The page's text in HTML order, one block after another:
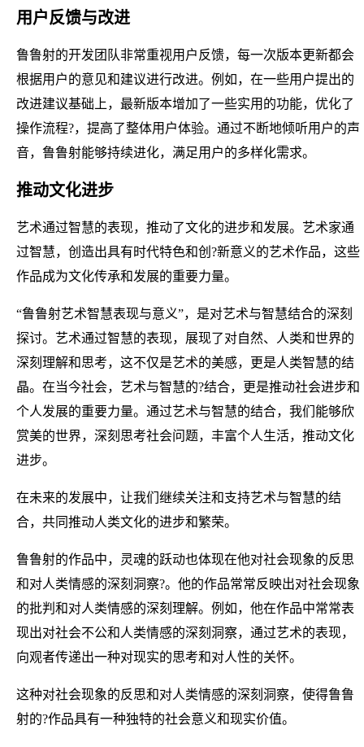
用户反馈与改进
鲁鲁射的开发团队非常重视用户反馈，每一次版本更新都会
根据用户的意见和建议进行改进。例如，在一些用户提出的
改进建议基础上，最新版本增加了一些实用的功能，优化了
操作流程?，提高了整体用户体验。通过不断地倾听用户的声
音，鲁鲁射能够持续进化，满足用户的多样化需求。
推动文化进步
艺术通过智慧的表现，推动了文化的进步和发展。艺术家通
过智慧，创造出具有时代特色和创?新意义的艺术作品，这些
作品成为文化传承和发展的重要力量。
“鲁鲁射艺术智慧表现与意义”，是对艺术与智慧结合的深刻
探讨。艺术通过智慧的表现，展现了对自然、人类和世界的
深刻理解和思考，这不仅是艺术的美感，更是人类智慧的结
晶。在当今社会，艺术与智慧的?结合，更是推动社会进步和
个人发展的重要力量。通过艺术与智慧的结合，我们能够欣
赏美的世界，深刻思考社会问题，丰富个人生活，推动文化
进步。
在未来的发展中，让我们继续关注和支持艺术与智慧的结
合，共同推动人类文化的进步和繁荣。
鲁鲁射的作品中，灵魂的跃动也体现在他对社会现象的反思
和对人类情感的深刻洞察?。他的作品常常反映出对社会现象
的批判和对人类情感的深刻理解。例如，他在作品中常常表
现出对社会不公和人类情感的深刻洞察，通过艺术的表现，
向观者传递出一种对现实的思考和对人性的关怀。
这种对社会现象的反思和对人类情感的深刻洞察，使得鲁鲁
射的?作品具有一种独特的社会意义和现实价值。